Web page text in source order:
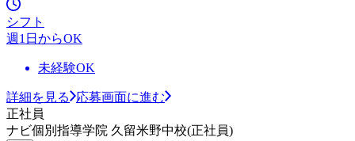
シフト
週1日からOK
未経験OK
詳細を見る
応募画面に進む
正社員
ナビ個別指導学院 久留米野中校(正社員)